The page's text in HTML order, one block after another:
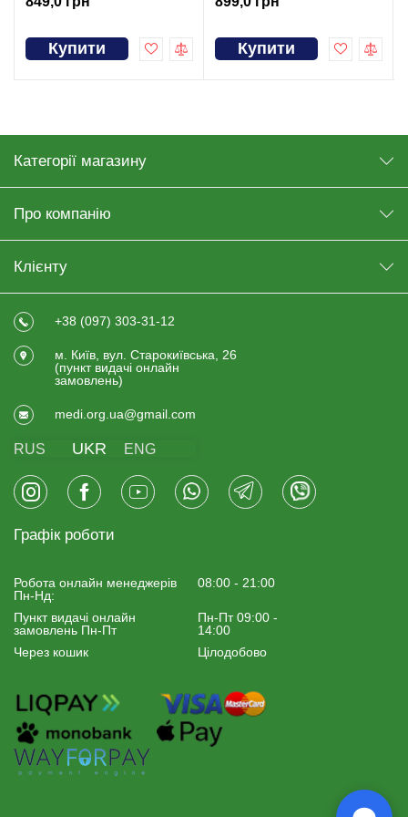
Купити Купити
Категорії магазину
Про компанію
Клієнту
+38 (097) 303-31-12
м. Київ, вул. Старокиївська, 26
(пункт видачi онлайн
замовлень)
medi.org.ua@gmail.com
RUS UKR ENG
Графік роботи
Робота онлайн менеджерiв
Пн-Нд:
08:00 - 21:00
Пункт видачі онлайн
замовлень Пн-Пт
Пн-Пт 09:00 -
14:00
Через кошик
Цілодобово